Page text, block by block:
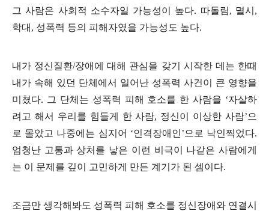
그 사람은 사회적 소수자일 가능성이 높다. 따돌림, 멸시 ,
학대 , 성폭력 등의 피해자였을 가능성도 높다.
내가 정신질환/장애에 대해 관심을 갖기 시작한 데는 한때
내가 속해 있던 단체에서 일어난 성폭력 사건이 큰 영향을
미쳤다. 그 단체는 성폭력 피해 호소를 한 사람을 ‘자살하
려고 해서 우리를 힘들게 한 사람, 정신이 이상한 사람’으
로 몰았고 나중에는 심지어 ‘인격장애인’으로 낙인찍었다.
엄청난 고통과 상처를 낳은 이런 비극이 나같은 사람에게
는 이 문제를 깊이 고민하게 만든 계기가 된 셈이다.
조금만 생각해봐도 성폭력 피해 호소를 정신장애와 연결시